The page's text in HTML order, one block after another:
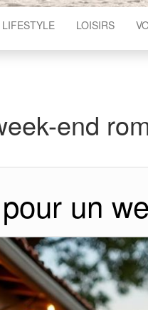
LIFESTYLE LOISIRS
end
un